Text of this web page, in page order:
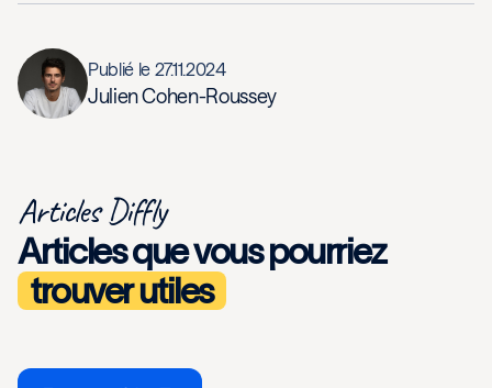
Publié le 27.11.2024
Julien Cohen-Roussey
Articles Diffly
Articles que vous pourriez
trouver utiles